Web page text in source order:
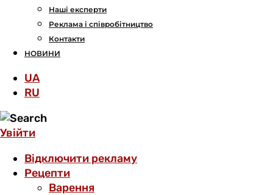
Наші експерти
Реклама і співробітництво
Контакти
НОВИНИ
UA
RU
Увійти
Відключити рекламу
Рецепти
Варення